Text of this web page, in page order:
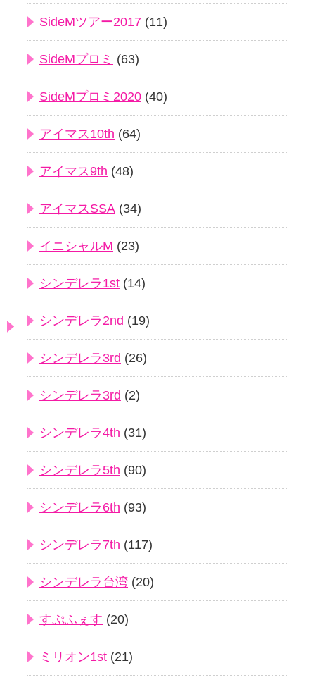
SideMツアー2017 (11)
SideMプロミ (63)
SideMプロミ2020 (40)
アイマス10th (64)
アイマス9th (48)
アイマスSSA (34)
イニシャルM (23)
シンデレラ1st (14)
シンデレラ2nd (19)
シンデレラ3rd (26)
シンデレラ3rd (2)
シンデレラ4th (31)
シンデレラ5th (90)
シンデレラ6th (93)
シンデレラ7th (117)
シンデレラ台湾 (20)
すぷふぇす (20)
ミリオン1st (21)